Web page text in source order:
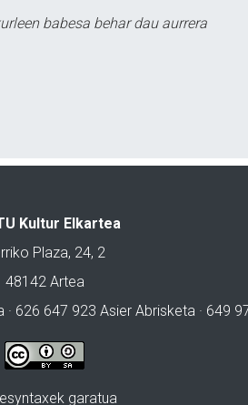
babesa behar dau aurrera
Kultur Elkartea
Plaza, 24, 2
48142 Artea
626 647 923 Asier Abrisketa · 649
garatua